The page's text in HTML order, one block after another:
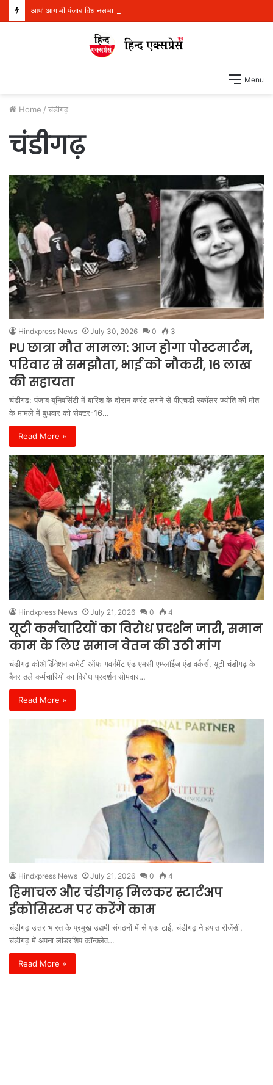
Menu
Home / चंडीगढ़
चंडीगढ़
Hindxpress News July 30, 2026 0 3
PU छात्रा मौत मामला: आज होगा पोस्टमार्टम,
परिवार से समझौता, भाई को नौकरी, 16 लाख
की सहायता
चंडीगढ़: पंजाब यूनिवर्सिटी में बारिश के दौरान करंट लगने से पीएचडी स्कॉलर ज्योति की मौत
के मामले में बुधवार को सेक्टर-16…
Read More »
Hindxpress News July 21, 2026 0 4
यूटी कर्मचारियों का विरोध प्रदर्शन जारी, समान
काम के लिए समान वेतन की उठी मांग
चंडीगढ़ कोऑर्डिनेशन कमेटी ऑफ गवर्नमेंट एंड एमसी एम्प्लॉईज एंड वर्कर्स, यूटी चंडीगढ़ के
बैनर तले कर्मचारियों का विरोध प्रदर्शन सोमवार…
Read More »
Hindxpress News July 21, 2026 0 4
हिमाचल और चंडीगढ़ मिलकर स्टार्टअप
ईकोसिस्टम पर करेंगे काम
चंडीगढ़ उत्तर भारत के प्रमुख उद्यमी संगठनों में से एक टाई, चंडीगढ़ ने हयात रीजेंसी,
चंडीगढ़ में अपना लीडरशिप कॉन्क्लेव…
Read More »